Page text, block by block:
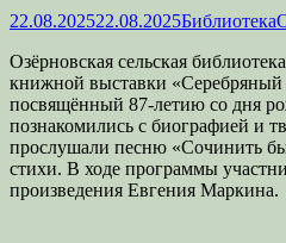
Опубликовано
22.08.202522.08.2025Автор
Библиотека
Озёрновская сельская
книжной выставки «Серебряный
посвящённый 87-летию со дня
познакомились с биографией и
прослушали песню «Сочинить
стихи. В ходе программы
произведения Евгения Маркина.